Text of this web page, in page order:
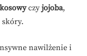
czy jojoba,
skóry.
nawilżenie i